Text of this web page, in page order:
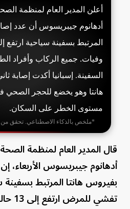
أعلن المدير العام لمنظمة
أدهانوم جيبريسوس أن عدد
وفيات. جميع الركاب وأفراد
السفينة. إسبانيا أكدت إصابة
هانتا وهو يخضع للحجر الصحي
مستوى الخطر على السكان.
*ملخص بالذكاء الاصطناعي. تحقق من
قال المدير العام لمنظمة
أدهانوم جيبريسوس الأربعاء،
بفيروس هانتا المرتبط
تفشي للمرض ارتفع إلى 13 حالة.